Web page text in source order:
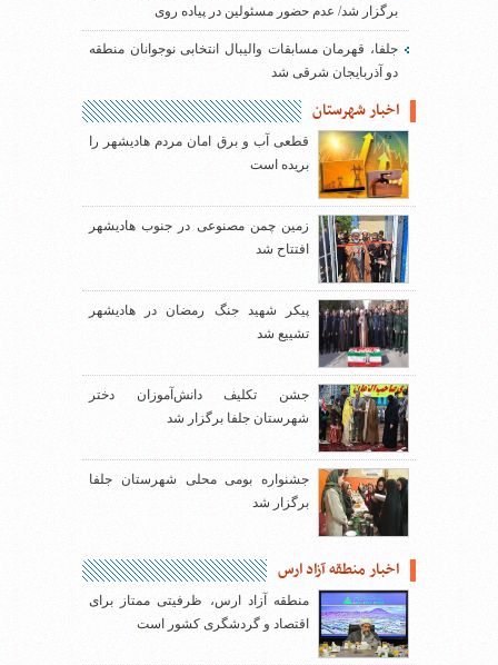
برگزار شد/ عدم حضور مسئولین در پیاده روی
جلفا، قهرمان مسابقات والیبال انتخابی نوجوانان منطقه
دو آذربایجان شرقی شد
اخبار شهرستان
قطعی آب و برق امان مردم هادیشهر را
بریده است
زمین چمن مصنوعی در جنوب هادیشهر
افتتاح شد
پیکر شهید جنگ رمضان در هادیشهر
تشییع شد
جشن تکلیف دانش‌آموزان دختر
شهرستان جلفا برگزار شد
جشنواره بومی محلی شهرستان جلفا
برگزار شد
اخبار منطقه آزاد ارس
منطقه آزاد ارس، ظرفیتی ممتاز برای
اقتصاد و گردشگری کشور است